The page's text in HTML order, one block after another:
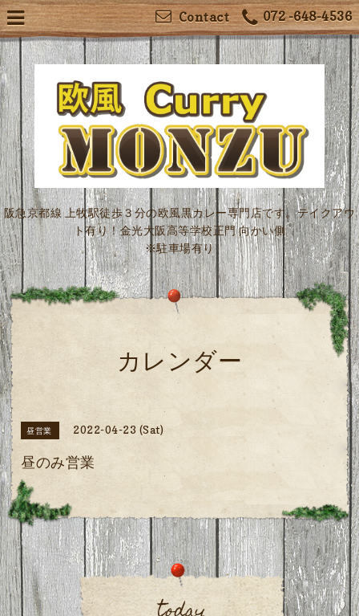
072 -648-4536
Contact
阪急京都線 上牧駅徒歩３分の欧風黒カレー専門店です。テイクアウ
ト有り！金光大阪高等学校正門 向かい側
※駐車場有り
カレンダー
昼営業 2022-04-23 (Sat)
昼のみ営業